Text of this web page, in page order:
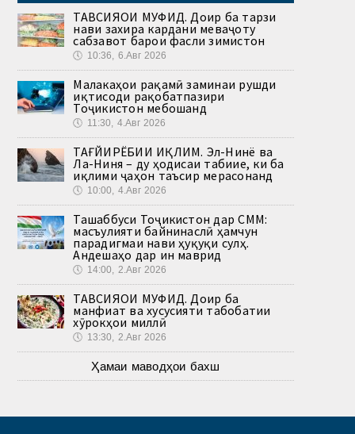
ТАВСИЯҲОИ МУФИД. Доир ба тарзи
нави захира кардани меваҷоту
сабзавот барои фасли зимистон
🕔 10:36, 6.Авг 2026
Малакаҳои рақамӣ заминаи рушди
иқтисоди рақобатпазири
Тоҷикистон мебошанд
🕔 11:30, 4.Авг 2026
ТАҒЙИРЁБИИ ИҚЛИМ. Эл-Нинё ва
Ла-Ниня – ду ҳодисаи табиие, ки ба
иқлими ҷаҳон таъсир мерасонанд
🕔 10:00, 4.Авг 2026
Ташаббуси Тоҷикистон дар СММ:
масъулияти байнинаслӣ ҳамчун
парадигмаи нави ҳуқуқи сулҳ.
Андешаҳо дар ин маврид
🕔 14:00, 2.Авг 2026
ТАВСИЯҲОИ МУФИД. Доир ба
манфиат ва хусусияти табобатии
хӯрокҳои миллӣ
🕔 13:30, 2.Авг 2026
Ҳамаи маводҳои бахш